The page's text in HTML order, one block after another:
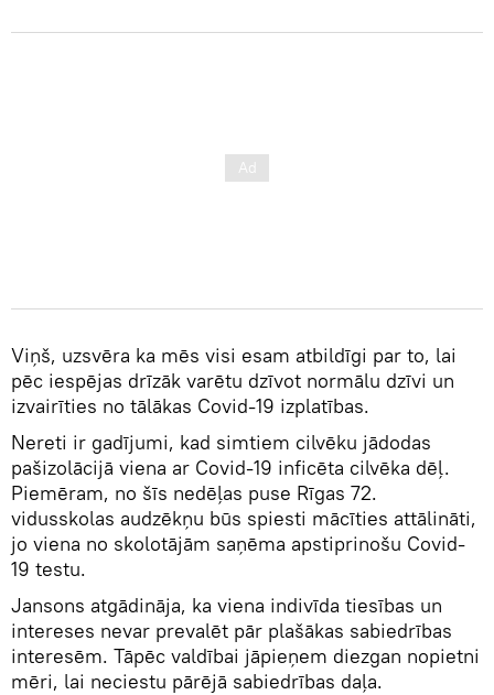
Viņš, uzsvēra ka mēs visi esam atbildīgi par to, lai
pēc iespējas drīzāk varētu dzīvot normālu dzīvi un
izvairīties no tālākas Covid-19 izplatības.
Nereti ir gadījumi, kad simtiem cilvēku jādodas
pašizolācijā viena ar Covid-19 inficēta cilvēka dēļ.
Piemēram, no šīs nedēļas puse Rīgas 72.
vidusskolas audzēkņu būs spiesti mācīties attālināti,
jo viena no skolotājām saņēma apstiprinošu Covid-
19 testu.
Jansons atgādināja, ka viena indivīda tiesības un
intereses nevar prevalēt pār plašākas sabiedrības
interesēm. Tāpēc valdībai jāpieņem diezgan nopietni
mēri, lai neciestu pārējā sabiedrības daļa.